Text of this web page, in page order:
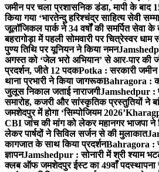
जमीन पर चला प्रशासनिक डंडा, मापी के बाद
किया गया ‘भारतेन्दु हरिश्चंद्र साहित्य सेवी
जूलॉजिकल पार्क ने 34 वर्षों की समर्पित सेवा के
बहरागोड़ा में पहली सोमवारी पर चित्रेस्वर
पुण्य तिथि पर यूनियन ने किया नमन
अगस्त को ‘जेल भरो अभियान’ से आर-पार की
प्रदर्शन, जीते 12 पदकPotka : सरकारी
थाना प्रभारी ने किया जागरूकBahragora :
जुलूस निकाल जताई नाराजगीJamshedpur :
समारोह, कजरी और सांस्कृतिक प्रस्तुतियों ने
जमशेदपुर में होगा ‘सिम्पोजियम 2026’
CBI जांच की मांग को लेकर महानगर भाजपा
लेकर पार्षदों ने सिविल सर्जन से की मुलाकात
कागजात के साथ किया प्रदर्शनBahragora :
ज्ञापनJamshedpur : सोनारी में श्री श्याम
क्लब ऑफ जमशेदपुर ईस्ट का 49वाँ पदस्थापना